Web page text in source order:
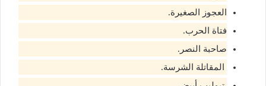
العجوز الصغيرة.
فتاة الحرب.
صاحبة النصر.
المقاتلة الشرسة.